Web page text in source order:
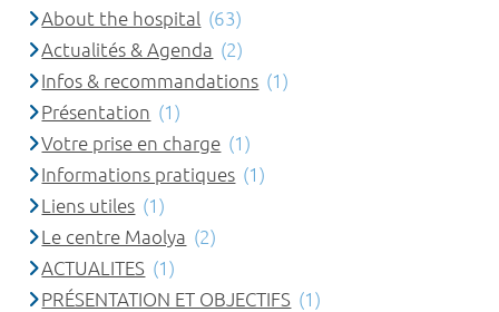
About the hospital (63)
Actualités & Agenda (2)
Infos & recommandations (1)
Présentation (1)
Votre prise en charge (1)
Informations pratiques (1)
Liens utiles (1)
Le centre Maolya (2)
ACTUALITES (1)
PRÉSENTATION ET OBJECTIFS (1)